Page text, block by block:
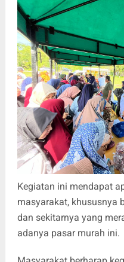
Kegiatan ini mendapat
masyarakat, khususnya
dan sekitarnya yang
adanya pasar murah ini.